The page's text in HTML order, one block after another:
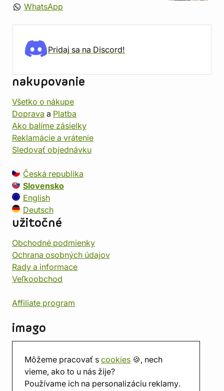
Môžeme pracovať s cookies 🍪, nech
vieme, ako to u nás žije?
Používame ich na personalizáciu reklamy.
WhatsApp
Pridaj sa na Discord!
nakupovanie
Všetko o nákupe
Doprava a Platba
Ako balíme zásielky
Reklamácie a vrátenie
Sledovať objednávku
Česká republika
Slovensko
English
Deutsch
užitočné
Obchodné podmienky
Ochrana osobných údajov
Rady a informace
Veľkoobchod
Affiliate program
imago
Predajňa
Herňa
O nás